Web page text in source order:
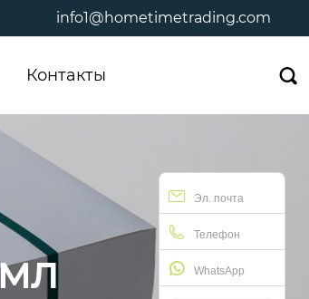
info1@hometimetrading.com
Контакты 
Эл. почта
Телефон
WhatsApp